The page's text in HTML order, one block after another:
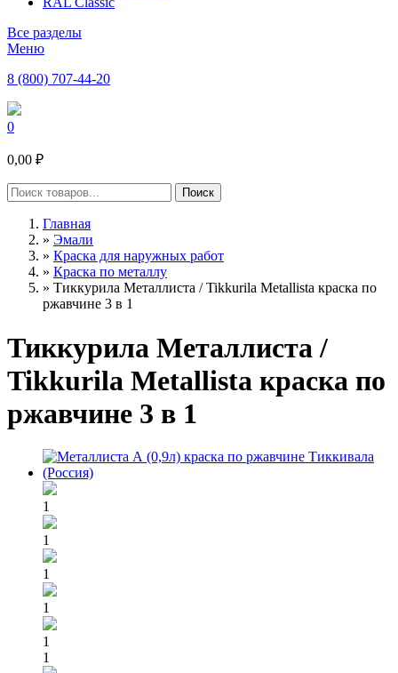
Все разделы
Меню
8 (800) 707-44-20
0
0,00 ₽
Главная
» Эмали
» Краска для наружных работ
» Краска по металлу
» Тиккурила Металлиста / Tikkurila Metallista краска по
ржавчине 3 в 1
Тиккурила Металлиста /
Tikkurila Metallista краска по
ржавчине 3 в 1
1
1
1
1
1
1